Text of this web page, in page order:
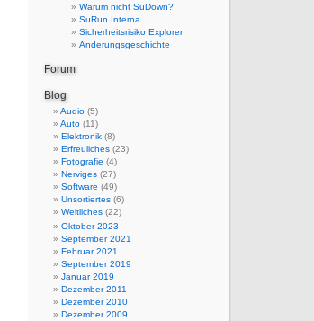
Warum nicht SuDown?
SuRun Interna
Sicherheitsrisiko Explorer
Änderungsgeschichte
Forum
Blog
Audio (5)
Auto (11)
Elektronik (8)
Erfreuliches (23)
Fotografie (4)
Nerviges (27)
Software (49)
Unsortiertes (6)
Weltliches (22)
Oktober 2023
September 2021
Februar 2021
September 2019
Januar 2019
Dezember 2011
Dezember 2010
Dezember 2009